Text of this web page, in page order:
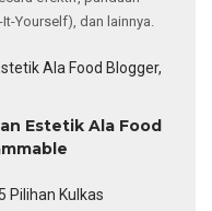
Yourself), dan lainnya.
Estetik Ala Food